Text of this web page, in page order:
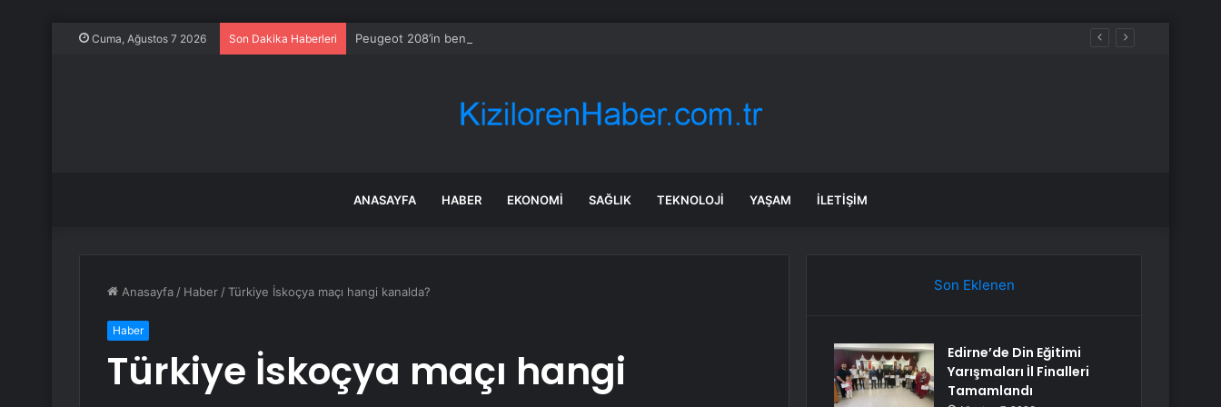
Cuma, Ağustos 7 2026 Son Dakika Haberleri Peugeot 208’in benzinli versiyonları 2030’dan sonra da satışta kalacak
ANASAYFA HABER EKONOMI SAĞLIK TEKNOLOJI YAŞAM İLETIŞIM
Anasayfa / Haber /Türkiye İskoçya maçı hangi kanalda?
Haber
Türkiye İskoçya maçı hangi
Son Eklenen
Edirne’de Din Eğitimi
Yarışmaları İl Finalleri
Tamamlandı